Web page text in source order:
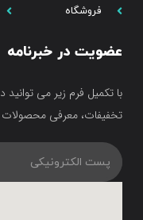
فروشگاه
عضویت در خبرنامه
با تکمیل فرم زیر می توانید
تخفیفات، معرفی محصولات